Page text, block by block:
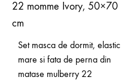
Set masca de dormit, elastic
mare si fata de perna din
matase mulberry 22